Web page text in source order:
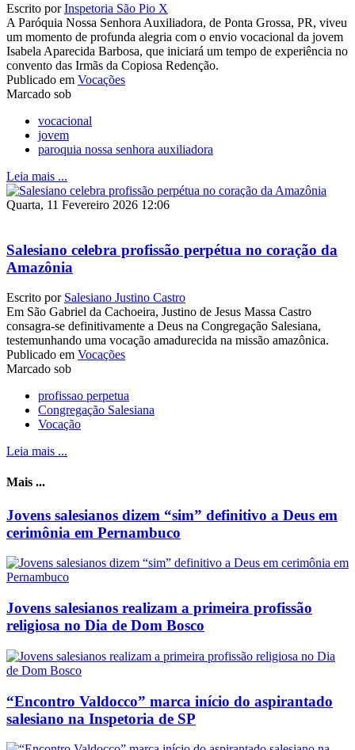
Escrito porInspetoria São Pio X
A Paróquia Nossa Senhora Auxiliadora, de Ponta Grossa, PR, viveu
um momento de profunda alegria com o envio vocacional da jovem
Isabela Aparecida Barbosa, que iniciará um tempo de experiência no
convento das Irmãs da Copiosa Redenção.
Publicado em Vocações
Marcado sob
vocacional
jovem
paroquia nossa senhora auxiliadora
Leia mais ...
Quarta, 11 Fevereiro 2026 12:06
Salesiano celebra profissão perpétua no coração da
Amazônia
Escrito por Salesiano Justino Castro
Em São Gabriel da Cachoeira, Justino de Jesus Massa Castro
consagra-se definitivamente a Deus na Congregação Salesiana,
testemunhando uma vocação amadurecida na missão amazônica.
Publicado em Vocações
Marcado sob
profissao perpetua
Congregação Salesiana
Vocação
Leia mais ...
Mais ...
Jovens salesianos dizem “sim” definitivo a Deus em
cerimônia em Pernambuco
Jovens salesianos realizam a primeira profissão
religiosa no Dia de Dom Bosco
“Encontro Valdocco” marca início do aspirantado
salesiano na Inspetoria de SP